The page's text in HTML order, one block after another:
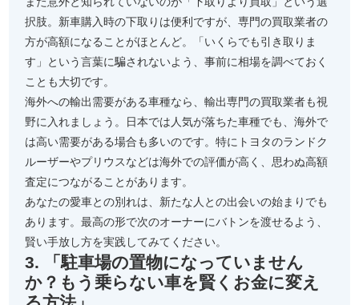
択肢。新車購入時の下取りは便利ですが、専門の買取業者の
方が高額になることがほとんど。「いくらでも引き取りま
す」という言葉に騙されないよう、事前に相場を調べておく
ことも大切です。
海外への輸出需要がある車種なら、輸出専門の買取業者も視
野に入れましょう。日本では人気が落ちた車種でも、海外で
は高い需要がある場合も多いのです。特にトヨタのランドク
ルーザーやプリウスなどは海外での評価が高く、思わぬ高額
査定につながることがあります。
あなたの愛車との別れは、新たな人との出会いの始まりでも
あります。最高の形で次のオーナーにバトンを渡せるよう、
賢い手放し方を実践してみてください。
3. 「駐車場の置物になっていません
か？もう乗らない車を賢くお金に変え